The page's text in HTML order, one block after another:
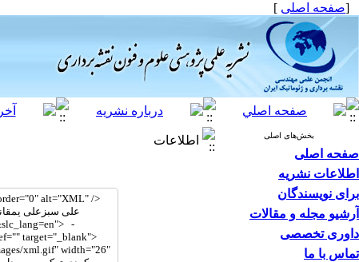
[صفحه اصلی ]
بخش‌های اصلی
صفحه اصلی
اطلاعات نشریه
برای نویسندگان
آرشیو مجله و مقالات
داوری تخصصی
تماس با ما
اطلاعات